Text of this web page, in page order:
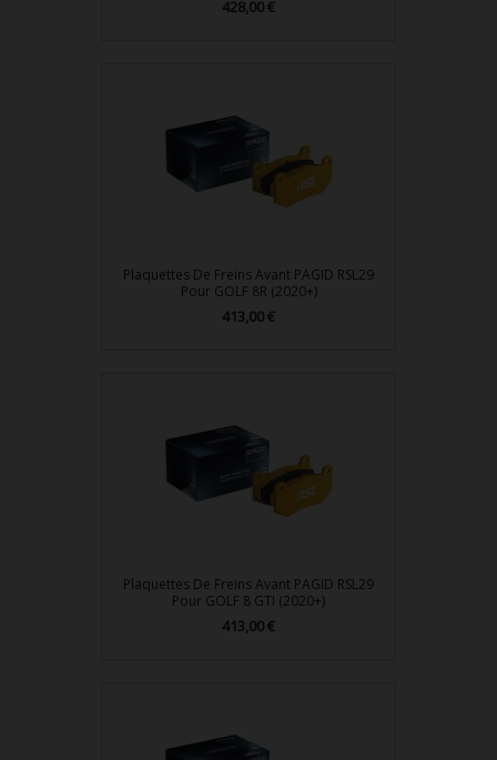
Prix
428,00 €
Plaquettes De Freins Avant PAGID RSL29
Pour GOLF 8R (2020+)
Prix
413,00 €
Plaquettes De Freins Avant PAGID RSL29
Pour GOLF 8 GTI (2020+)
Prix
413,00 €